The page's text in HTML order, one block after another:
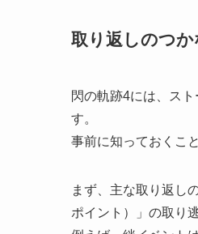
取り返しのつ
閃の軌跡4には、ス
す。
事前に知っておくこ
まず、主な取り返し
ポイント）」の取り